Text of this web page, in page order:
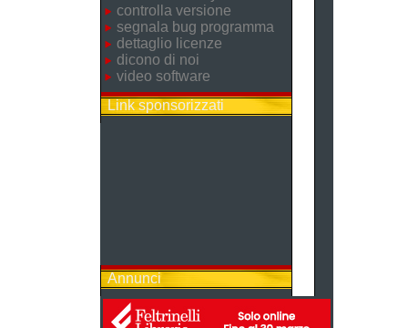
controlla versione
segnala bug programma
dettaglio licenze
dicono di noi
video software
Link sponsorizzati
Annunci